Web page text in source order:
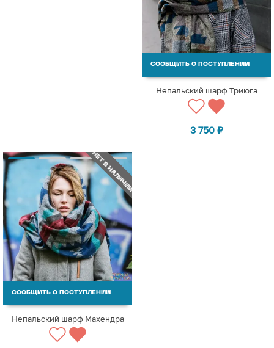
СООБЩИТЬ О ПОСТУПЛЕНИИ
Непальский шарф Триюга
3 750 ₽
НЕТ В НАЛИЧИИ
СООБЩИТЬ О ПОСТУПЛЕНИИ
Непальский шарф Махендра